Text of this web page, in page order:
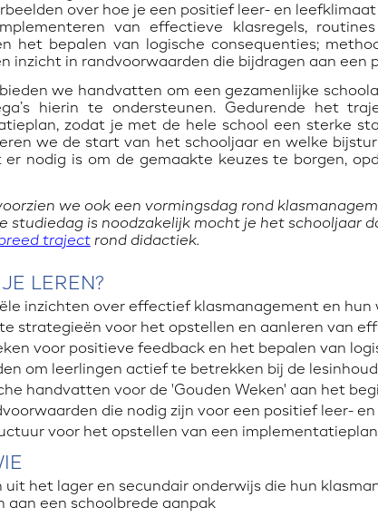
over hoe je een positief leer- en
van effectieve klasregels,
het bepalen van logische consequenties;
inzicht in randvoorwaarden die bijdragen aan
we handvatten om een gezamenlijke
hierin te ondersteunen. Gedurende het
zodat je met de hele school een sterke
we de start van het schooljaar en welke
er nodig is om de gemaakte keuzes te borgen,
we ook een vormingsdag rond
studiedag is noodzakelijk mocht je het schooljaar
trajectrond didactiek.
LEREN?
inzichten over effectief klasmanagement en
strategieën voor het opstellen en aanleren van
voor positieve feedback en het bepalen van
om leerlingen actief te betrekken bij de
handvatten voor de 'Gouden Weken' aan het
die nodig zijn voor een positief leer-
voor het opstellen van een
uit het lager en secundair onderwijs die hun
aan een schoolbrede aanpak